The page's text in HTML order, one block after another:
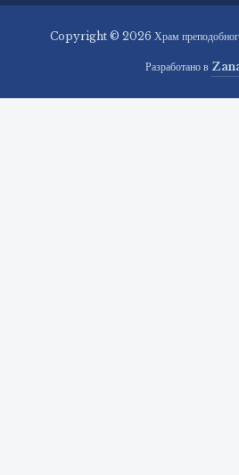
Copyright © 2026 Храм преподобного
Разработано в